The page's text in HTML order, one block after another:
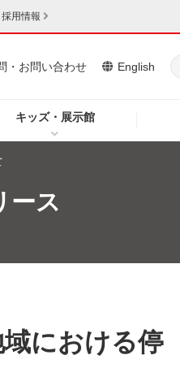
キッズ・展示館
・お問い合わせ English
定供給
業情報
人のお客さま
採用情報
ース
における停